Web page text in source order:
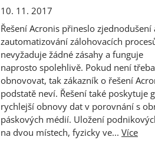
10. 11. 2017
Řešení Acronis přineslo zjednodušení
zautomatizování zálohovacích
nevyžaduje žádné zásahy a funguje
naprosto spolehlivě. Pokud není
obnovovat, tak zákazník o řešení
podstatě neví. Řešení také poskytuje
rychlejší obnovy dat v porovnání s
páskových médií. Uložení
na dvou místech, fyzicky ve... Více